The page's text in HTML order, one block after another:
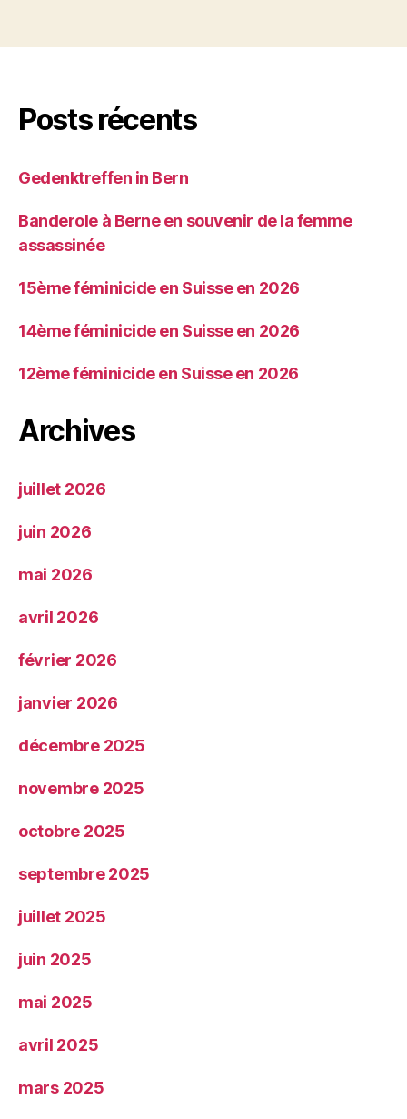
Posts récents
Gedenktreffen in Bern
Banderole à Berne en souvenir de la femme
assassinée
15ème féminicide en Suisse en 2026
14ème féminicide en Suisse en 2026
12ème féminicide en Suisse en 2026
Archives
juillet 2026
juin 2026
mai 2026
avril 2026
février 2026
janvier 2026
décembre 2025
novembre 2025
octobre 2025
septembre 2025
juillet 2025
juin 2025
mai 2025
avril 2025
mars 2025